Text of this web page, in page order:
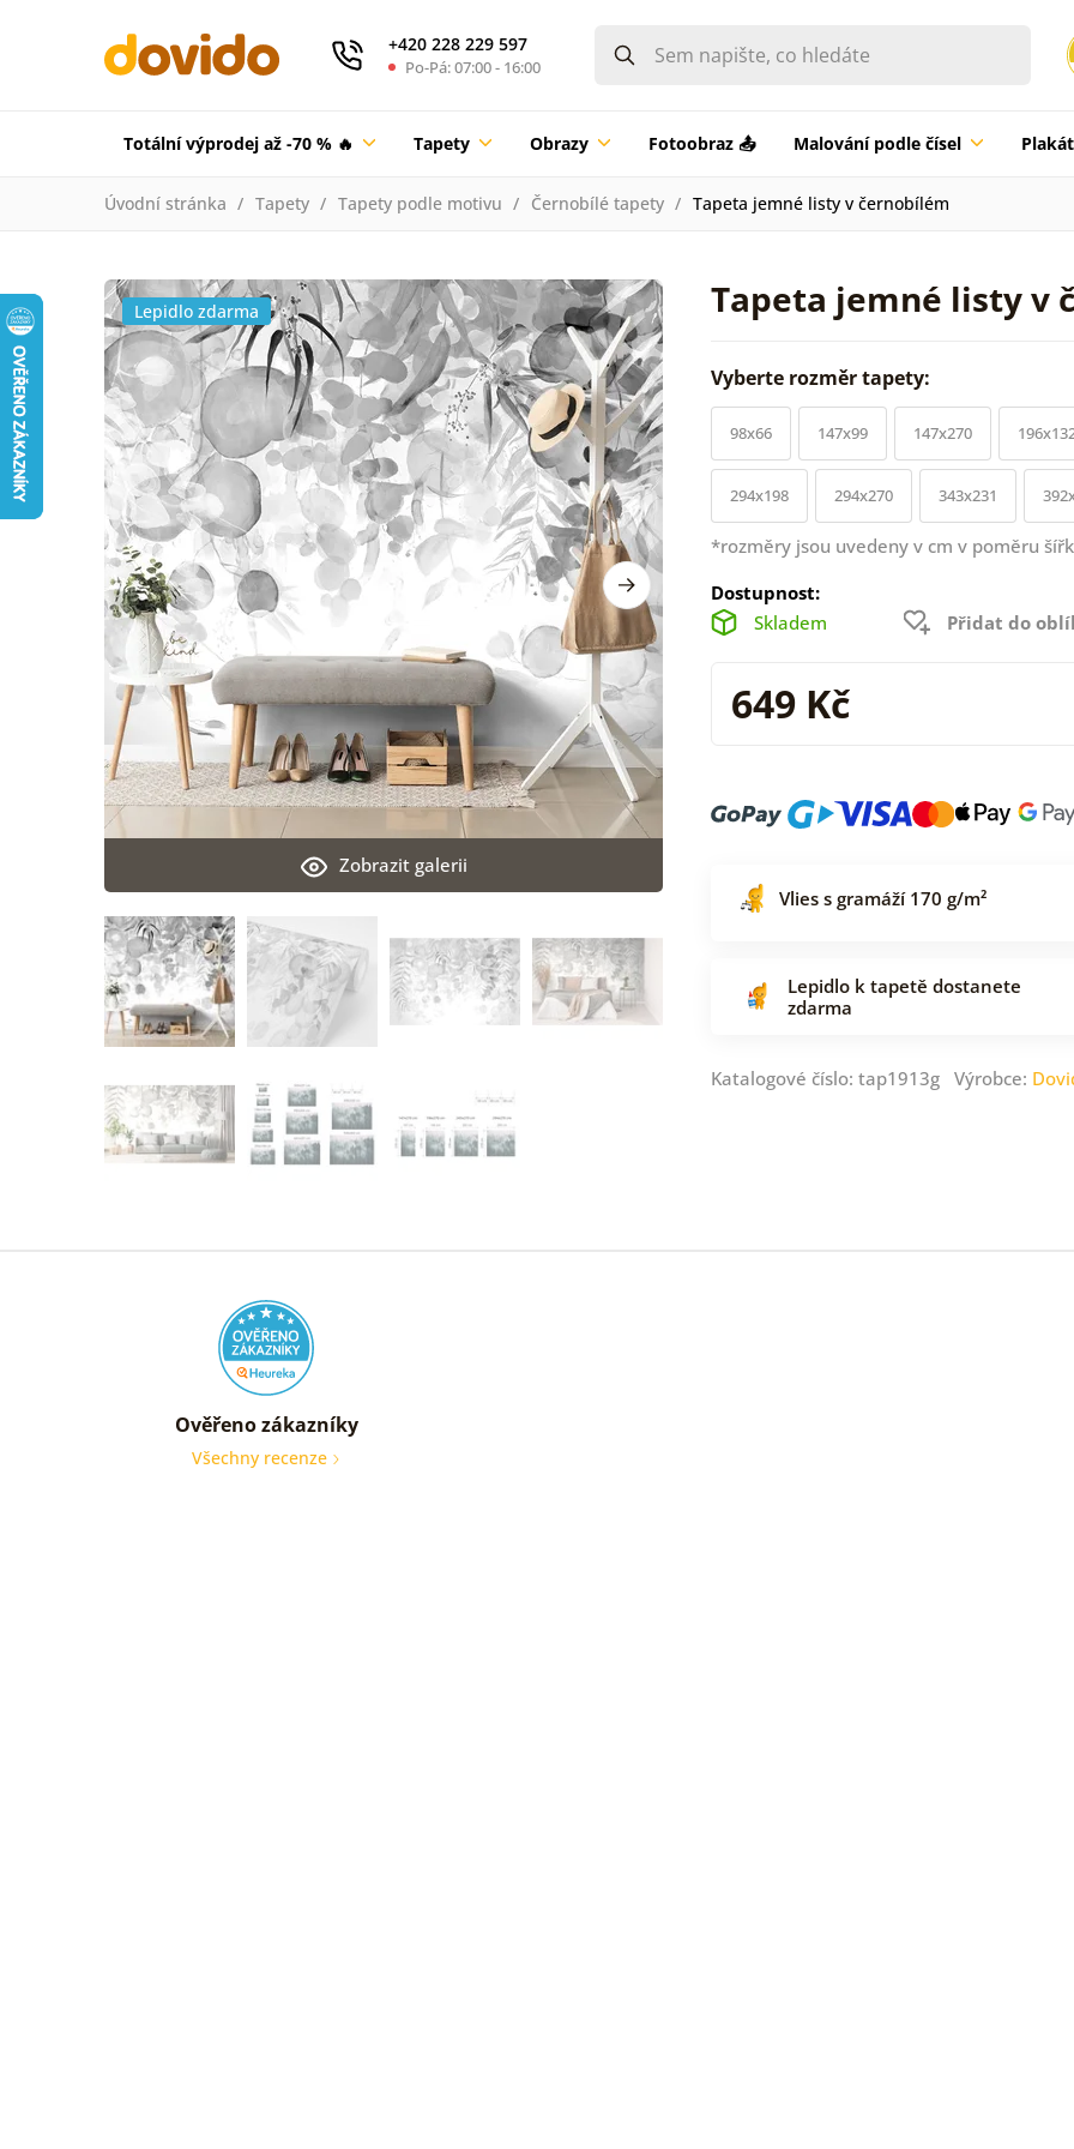
+420 228 229 597
Po-Pá: 07:00 - 16:00
Totální výprodej až -70 % 🔥 Tapety Obrazy Fotoobraz 📤 Malování podle čísel
Úvodní stránka Tapety Tapety podle motivu Černobílé tapety Tapeta jemné listy v černobílém
Tapeta jemné listy v
Zobrazit galerii
Lepidlo zdarma
Vyberte rozměr tapety:
98x66 147x99 147x270
294x198 294x270 343x231
*rozměry jsou uvedeny v cm v poměru
Dostupnost:
Skladem
Přidat do
649 Kč
Vlies s gramáží 170 g/m²
Lepidlo k tapetě dostanete
zdarma
Katalogové číslo: tap1913g Výrobce:
Ověřeno zákazníky
Všechny recenze